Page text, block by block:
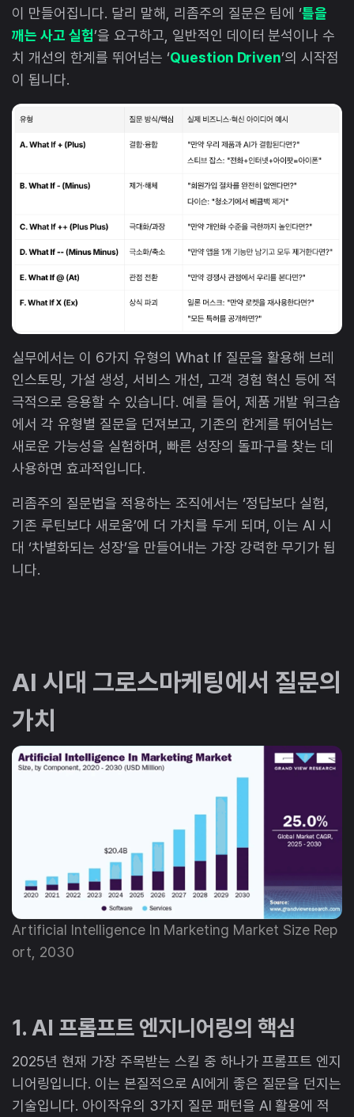
이 만들어집니다. 달리 말해, 리좀주의 질문은 팀에 ‘틀을
깨는 사고 실험’을 요구하고, 일반적인 데이터 분석이나 수
치 개선의 한계를 뛰어넘는 ‘Question Driven’의 시작점
이 됩니다.
실무에서는 이 6가지 유형의 What If 질문을 활용해 브레
인스토밍, 가설 생성, 서비스 개선, 고객 경험 혁신 등에 적
극적으로 응용할 수 있습니다. 예를 들어, 제품 개발 워크숍
에서 각 유형별 질문을 던져보고, 기존의 한계를 뛰어넘는
새로운 가능성을 실험하며, 빠른 성장의 돌파구를 찾는 데
사용하면 효과적입니다.
리좀주의 질문법을 적용하는 조직에서는 ‘정답보다 실험,
기존 루틴보다 새로움’에 더 가치를 두게 되며, 이는 AI 시
대 ‘차별화되는 성장’을 만들어내는 가장 강력한 무기가 됩
니다.
AI 시대 그로스마케팅에서 질문의
가치
Artificial Intelligence In Marketing Market Size Rep
ort, 2030
1. AI 프롬프트 엔지니어링의 핵심
2025년 현재 가장 주목받는 스킬 중 하나가 프롬프트 엔지
니어링입니다. 이는 본질적으로 AI에게 좋은 질문을 던지는
기술입니다. 아이작유의 3가지 질문 패턴을 AI 활용에 적